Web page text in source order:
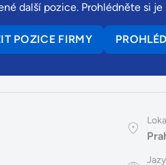
další pozice. Prohlédněte si
POZICE FIRMY